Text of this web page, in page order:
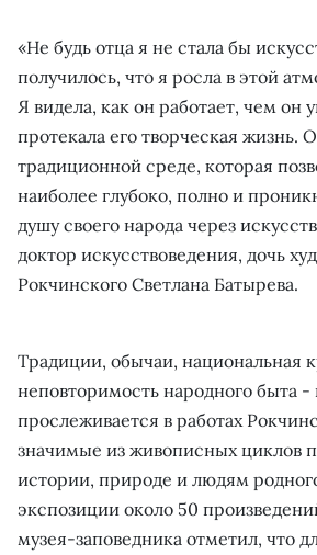
«Не будь отца я не стала бы
получилось, что я росла в этой
Я видела, как он работает, чем он
протекала его творческая жизнь.
традиционной среде, которая
наиболее глубоко, полно и
душу своего народа через
доктор искусствоведения, дочь
Рокчинского Светлана Батырева.
Традиции, обычаи, национальная
неповторимость народного быта -
прослеживается в работах
значимые из живописных циклов
истории, природе и людям
экспозиции около 50
музея-заповедника отметил, что